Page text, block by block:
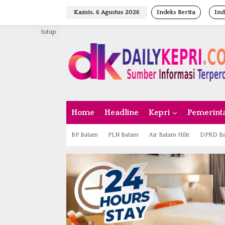
w
Kamis, 6 Agustus 2026 Indeks Berita
Home Headline Kepri
BP Batam PLN Batam Air Batam Hilir DPRD
tutup